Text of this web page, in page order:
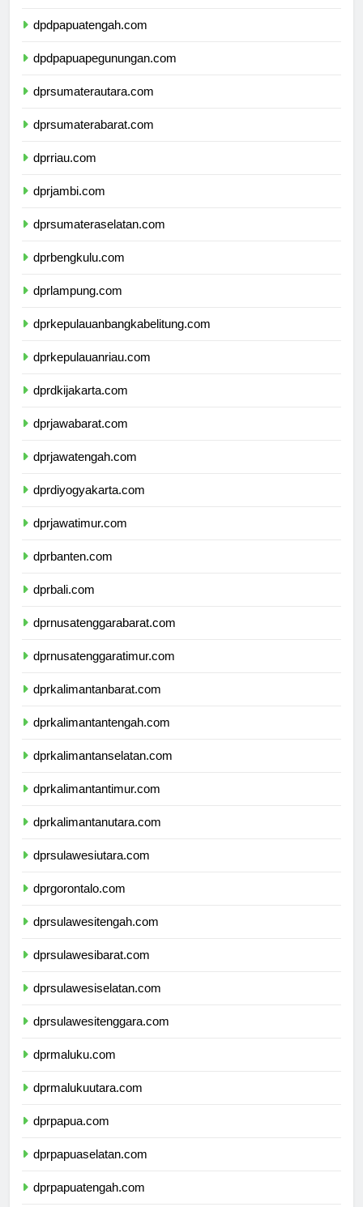
dpdpapuatengah.com
dpdpapuapegunungan.com
dprsumaterautara.com
dprsumaterabarat.com
dprriau.com
dprjambi.com
dprsumateraselatan.com
dprbengkulu.com
dprlampung.com
dprkepulauanbangkabelitung.com
dprkepulauanriau.com
dprdkijakarta.com
dprjawabarat.com
dprjawatengah.com
dprdiyogyakarta.com
dprjawatimur.com
dprbanten.com
dprbali.com
dprnusatenggarabarat.com
dprnusatenggaratimur.com
dprkalimantanbarat.com
dprkalimantantengah.com
dprkalimantanselatan.com
dprkalimantantimur.com
dprkalimantanutara.com
dprsulawesiutara.com
dprgorontalo.com
dprsulawesitengah.com
dprsulawesibarat.com
dprsulawesiselatan.com
dprsulawesitenggara.com
dprmaluku.com
dprmalukuutara.com
dprpapua.com
dprpapuaselatan.com
dprpapuatengah.com